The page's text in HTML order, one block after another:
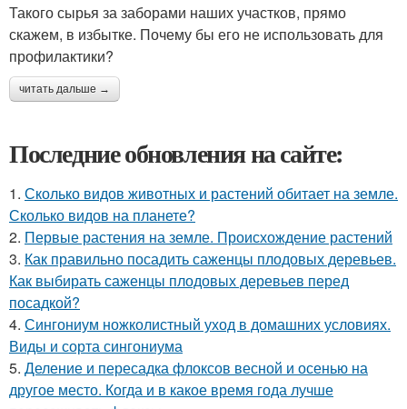
Такого сырья за заборами наших участков, прямо
скажем, в избытке. Почему бы его не использовать для
профилактики?
читать дальше →
Последние обновления на сайте:
1. Сколько видов животных и растений обитает на земле.
Сколько видов на планете?
2. Первые растения на земле. Происхождение растений
3. Как правильно посадить саженцы плодовых деревьев.
Как выбирать саженцы плодовых деревьев перед
посадкой?
4. Сингониум ножколистный уход в домашних условиях.
Виды и сорта сингониума
5. Деление и пересадка флоксов весной и осенью на
другое место. Когда и в какое время года лучше